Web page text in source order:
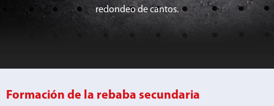
redondeo de cantos.
Formación de la rebaba secundaria